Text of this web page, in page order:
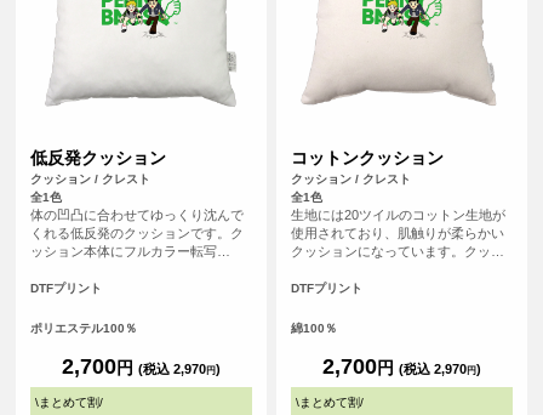
低反発クッション
クッション / クレスト
全1色
体の凹凸に合わせてゆっくり沈んで
くれる低反発のクッションです。ク
ッション本体にフルカラー転写
やイラストなどくっきり印刷するこ
ちろん、プレゼントにもおすすめの
DTFプリント
ポリエステル100％
2,700円 (税込 2,970円)
\まとめて割/
コットンクッション
クッション / クレスト
全1色
生地には20ツイルのコットン生地が
使用されており、肌触りが柔らかい
クッションになっています。クッシ
リント）ができるので、写真やイラ
能です。自分用はもちろん、プレゼ
DTFプリント
綿100％
2,700円 (税込 2,970円)
\まとめて割/